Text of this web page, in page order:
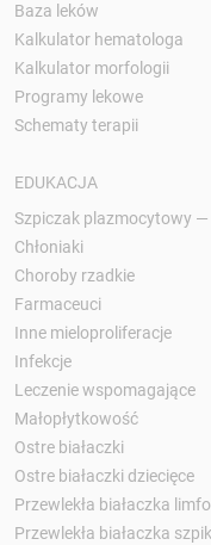
Baza leków
Kalkulator hematologa
Kalkulator morfologii
Programy lekowe
Schematy terapii
EDUKACJA
Szpiczak plazmocytowy
Chłoniaki
Choroby rzadkie
Farmaceuci
Inne mieloproliferacje
Infekcje
Leczenie wspomagające
Małopłytkowość
Ostre białaczki
Ostre białaczki dziecięce
Przewlekła białaczka
Przewlekła białaczka